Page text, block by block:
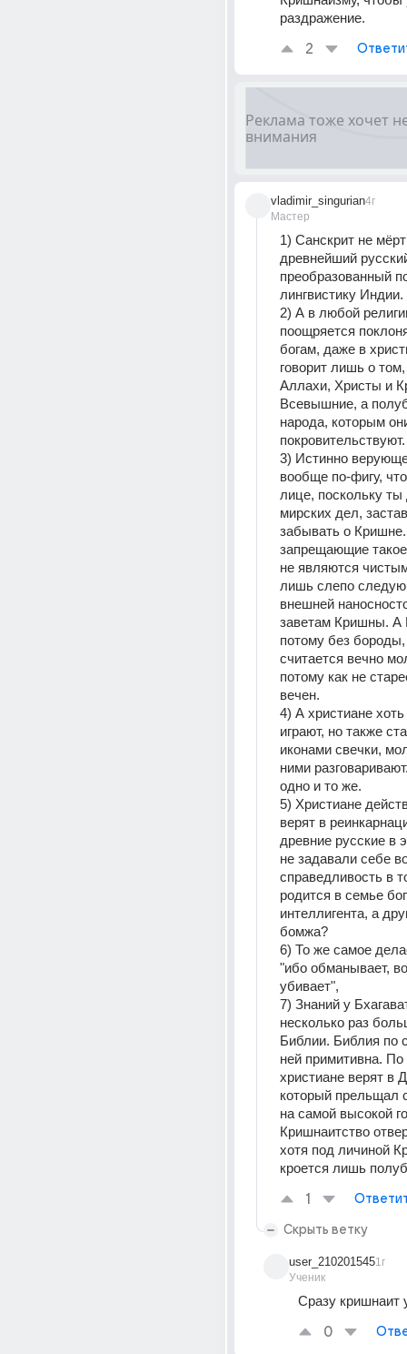
раздражение.
2
vladimir_singurian
Мастер
4г
1) Санскрит не
древнейший
преобразованный
лингвистику Индии.
2) А в любой
поощряется
богам, даже в
говорит лишь о
Аллахи, Христы и
Всевышние, а
народа, которым
покровительствуют.
3) Истинно
вообще по-фигу,
лице, поскольку ты
мирских дел,
забывать о
запрещающие
не являются
лишь слепо
внешней
заветам Кришны.
потому без бороды,
считается вечно
потому как не
вечен.
4) А христиане
играют, но также
иконами свечки,
ними
одно и то же.
5) Христиане
верят в
древние русские в
не задавали себе
справедливость в
родится в семье
интеллигента, а
бомжа?
6) То же самое
"ибо обманывает,
убивает",
7) Знаний у
несколько раз
Библии. Библия по
ней примитивна.
христиане верят в
который прельщал
на самой высокой
Кришнаитство
хотя под личиной
кроется лишь
1
Скрыть ветку
user_210201545
Ученик
1г
Сразу кришнаит
0